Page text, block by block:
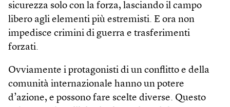
sicurezza solo con la forza, lasciando il campo
libero agli elementi più estremisti. E ora non
impedisce crimini di guerra e trasferimenti
forzati.
Ovviamente i protagonisti di un conflitto e della
comunità internazionale hanno un potere
d’azione, e possono fare scelte diverse. Questo